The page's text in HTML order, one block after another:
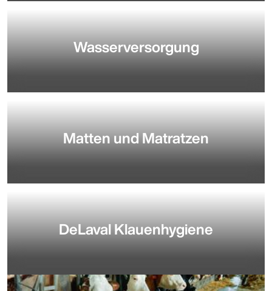
Wasserversorgung
Matten und Matratzen
DeLaval Klauenhygiene